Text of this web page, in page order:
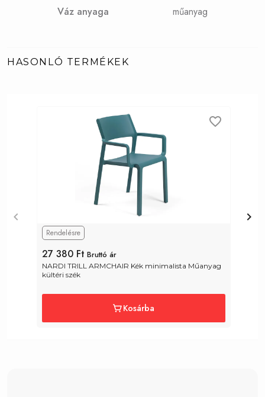
Váz anyaga műanyag
HASONLÓ TERMÉKEK
Rendelésre
27 380 Ft Bruttó ár
NARDI TRILL ARMCHAIR Kék minimalista Műanyag
kültéri szék
Kosárba